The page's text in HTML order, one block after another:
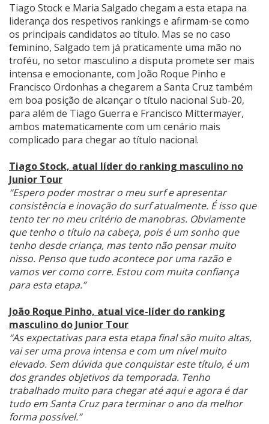
Tiago Stock e Maria Salgado chegam a esta etapa na
liderança dos respetivos rankings e afirmam-se como
os principais candidatos ao título. Mas se no caso
feminino, Salgado tem já praticamente uma mão no
troféu, no setor masculino a disputa promete ser mais
intensa e emocionante, com João Roque Pinho e
Francisco Ordonhas a chegarem a Santa Cruz também
em boa posição de alcançar o título nacional Sub-20,
para além de Tiago Guerra e Francisco Mittermayer,
ambos matematicamente com um cenário mais
complicado para chegar ao título nacional.
Tiago Stock, atual líder do ranking masculino no
Junior Tour
“Espero poder mostrar o meu surf e apresentar
consistência e inovação do surf atualmente. É isso que
tento ter no meu critério de manobras. Obviamente
que tenho o título na cabeça, pois é um sonho que
tenho desde criança, mas tento não pensar muito
nisso. Penso que tudo acontece por uma razão e
vamos ver como corre. Estou com muita confiança
para esta etapa.”
João Roque Pinho, atual vice-líder do ranking
masculino do Junior Tour
“As expectativas para esta etapa final são muito altas,
vai ser uma prova intensa e com um nível muito
elevado. Sem dúvida que conquistar este título, é um
dos grandes objetivos da temporada. Tenho
trabalhado muito para chegar até aqui e agora é dar
tudo em Santa Cruz para terminar o ano da melhor
forma possível.”